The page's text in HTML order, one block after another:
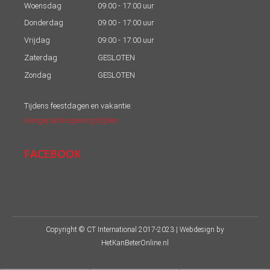
Woensdag
09:00 - 17:00 uur
Donderdag
09:00 - 17:00 uur
Vrijdag
09:00 - 17:00 uur
Zaterdag
GESLOTEN
Zondag
GESLOTEN
Tijdens feestdagen en vakantie:
Aangepaste openingstijden
FACEBOOK
Copyright © CT International 2017-2023 | Webdesign by
HetKanBeterOnline.nl